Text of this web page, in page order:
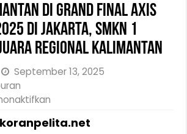
di Grand Final AXIS
di Jakarta, SMKN 1
Regional Kalimantan
September 13, 2025
Kalimantan